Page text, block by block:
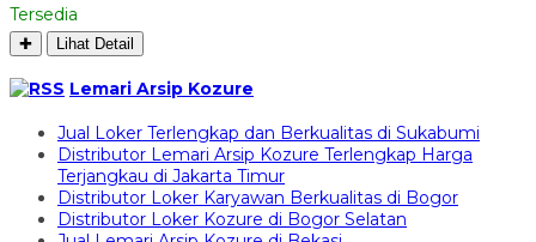
Tersedia
✚ Lihat Detail
Lemari Arsip Kozure
Jual Loker Terlengkap dan Berkualitas di Sukabumi
Distributor Lemari Arsip Kozure Terlengkap Harga
Terjangkau di Jakarta Timur
Distributor Loker Karyawan Berkualitas di Bogor
Distributor Loker Kozure di Bogor Selatan